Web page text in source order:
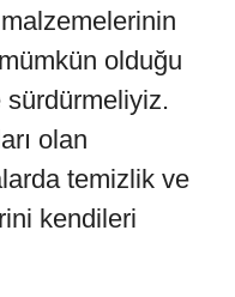
olduğu
sürdürmeliyiz.
olan
temizlik ve
kendileri